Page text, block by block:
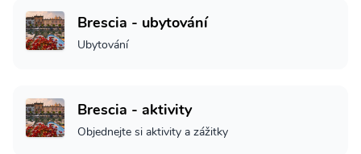
Brescia - ubytování
Ubytování
Brescia - aktivity
Objednejte si aktivity a zážitky